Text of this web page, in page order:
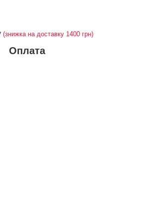
(знижка на доставку 1400 грн)
Оплата